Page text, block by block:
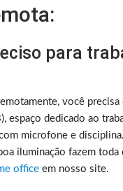
para
você
espaço dedicado ao
microfone e
iluminação fazem toda
office em nosso site.